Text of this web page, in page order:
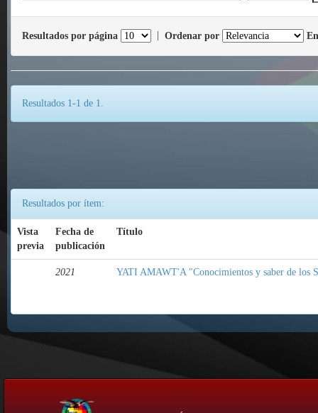
Resultados por página Ordenar por
Resultados 1-1 de 1.
Resultados por ítem:
Vista
previa
Fecha de
publicación
Título
2021 YATI AMAWT'A "Conocimientos y saber de los